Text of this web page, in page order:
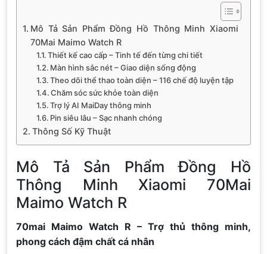
Mô Tả Sản Phẩm Đồng Hồ Thông Minh Xiaomi
70Mai Maimo Watch R
Thiết kế cao cấp – Tinh tế đến từng chi tiết
Màn hình sắc nét – Giao diện sống động
Theo dõi thể thao toàn diện – 116 chế độ luyện tập
Chăm sóc sức khỏe toàn diện
Trợ lý AI MaiDay thông minh
Pin siêu lâu – Sạc nhanh chóng
Thông Số Kỹ Thuật
Mô Tả Sản Phẩm Đồng Hồ
Thông Minh Xiaomi 70Mai
Maimo Watch R
70mai Maimo Watch R – Trợ thủ thông minh,
phong cách đậm chất cá nhân